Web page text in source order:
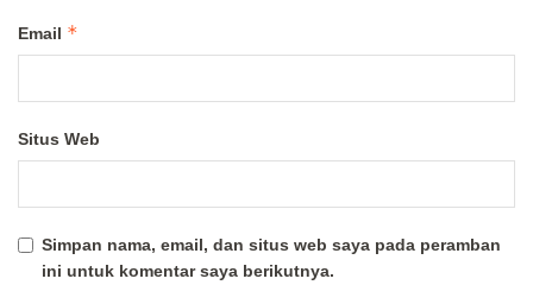
Email *
Situs Web
Simpan nama, email, dan situs web saya pada peramban
ini untuk komentar saya berikutnya.